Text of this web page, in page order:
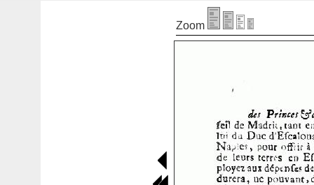
Zoom